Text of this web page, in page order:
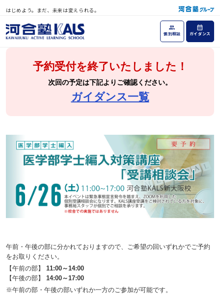
はじめよう。まだ、未来は変えられる。
個別相談 ガイダンス
予約受付を終了いたしました！
次回の予定は下記よりご確認ください。
ガイダンス一覧
午前・午後の部に分かれておりますので、ご希望の回いずれかでご予約
をお取りください。
【午前の部】 11:00～14:00
【午後の部】 14:00～17:00
※午前の部・午後の部いずれか一方のご参加が可能です。